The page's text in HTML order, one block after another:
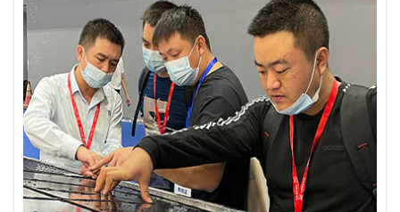
在の太陽光パネル生産量は、前年の年間需要の20％未満しか満たすこ
とができず、ベトナム・インドネシア・カンボジア・マレーシア・中
国以外で米国市場に太陽光パネル製品を提供できるメーカーは限られ
ていると指摘する。...
購入者は施工現場で技術的な困難に直面し、高品質の技術者の熱心な
技術指導とプロセスの最適化の後、お客様が大満足で、しきりにうな
ずいて、現場で協力の意向を達成した。